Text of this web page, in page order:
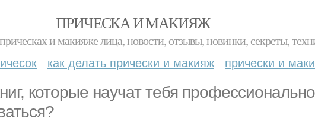
ПРИЧЕСКА И МАКИЯЖ
и макияже лица, новости, отзывы, новинки, секреты,
как делать прически и макияж прически и
которые научат тебя